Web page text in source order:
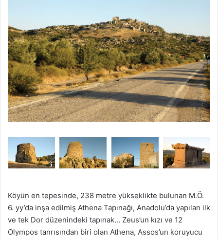
Köyün en tepesinde, 238 metre yükseklikte bulunan M.Ö.
6. yy’da inşa edilmiş Athena Tapınağı, Anadolu’da yapılan ilk
ve tek Dor düzenindeki tapınak… Zeus’un kızı ve 12
Olympos tanrısından biri olan Athena, Assos’un koruyucu